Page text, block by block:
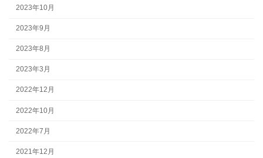
2023年10月
2023年9月
2023年8月
2023年3月
2022年12月
2022年10月
2022年7月
2021年12月